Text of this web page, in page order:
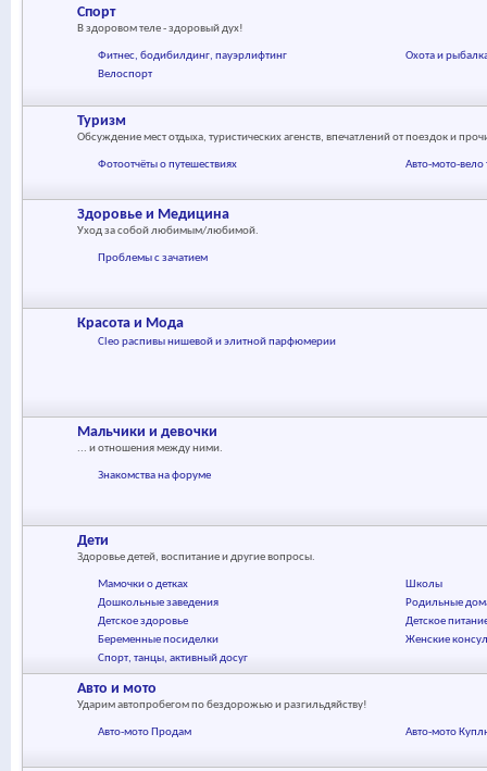
Спорт
В здоровом теле - здоровый дух!
Фитнес, бодибилдинг, пауэрлифтинг
Охота и
Велоспорт
Туризм
Обсуждение мест отдыха, туристических агенств, впечатлений от поездок и
Фотоотчёты о путешествиях Авто-мото-вело
Здоровье и Медицина
Уход за собой любимым/любимой.
Проблемы с зачатием
Красота и Мода
Cleo распивы нишевой и элитной парфюмерии
Мальчики и девочки
... и отношения между ними.
Знакомства на форуме
Дети
Здоровье детей, воспитание и другие вопросы.
Мамочки о детках
Школы
Дошкольные заведения
Родильные
Детское здоровье
Детское
Беременные посиделки
Женские
Спорт, танцы, активный досуг
Авто и мото
Ударим автопробегом по бездорожью и разгильдяйству!
Авто-мото Продам Авто-мото